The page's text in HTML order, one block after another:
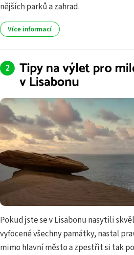
nějších parků a zahrad.
Více informací
Tipy na výlet pro
v Lisabonu
Pokud jste se v Lisabonu nasytili
vyfocené všechny památky, nastal
mimo hlavní město a zpestřit si tak